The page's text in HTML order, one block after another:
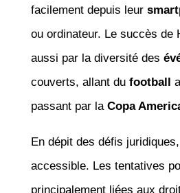
facilement depuis leur
ou ordinateur. Le succès de
aussi par la diversité des
couverts, allant du football
passant par la Copa
En dépit des défis
accessible. Les tentatives
principalement liées aux